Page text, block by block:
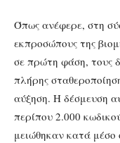
Όπως ανέφερε, στη
εκπροσώπους της
σε πρώτη φάση, τους
πλήρης
αύξηση. Η δέσμευση
περίπου 2.000
μειώθηκαν κατά μέσο